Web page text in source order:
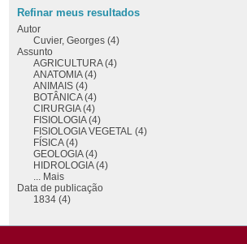
Refinar meus resultados
Autor
Cuvier, Georges (4)
Assunto
AGRICULTURA (4)
ANATOMIA (4)
ANIMAIS (4)
BOTÂNICA (4)
CIRURGIA (4)
FISIOLOGIA (4)
FISIOLOGIA VEGETAL (4)
FÍSICA (4)
GEOLOGIA (4)
HIDROLOGIA (4)
... Mais
Data de publicação
1834 (4)